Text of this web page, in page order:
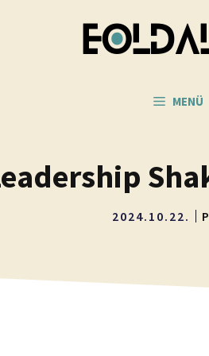
MENÜ
2024.10.22.